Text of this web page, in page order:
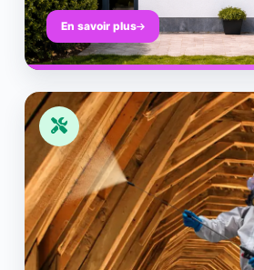
En savoir plus